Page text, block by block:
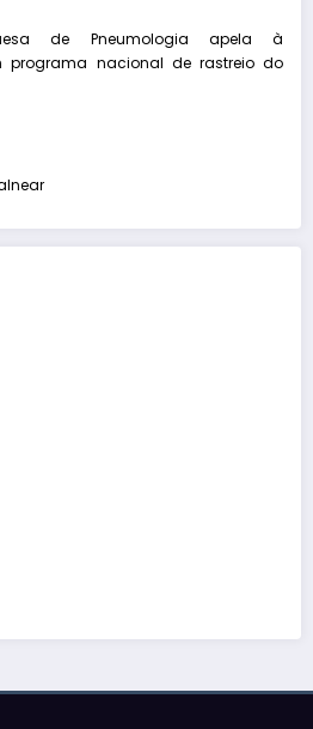
de Pneumologia apela à
programa nacional de rastreio do